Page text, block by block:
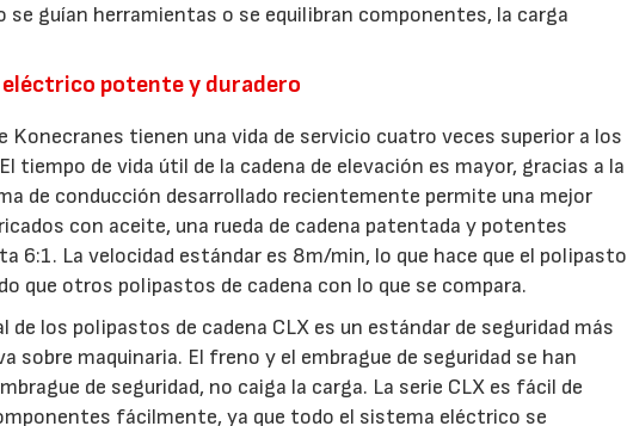
se guían herramientas o se equilibran componentes, la carga
eléctrico potente y duradero
Konecranes tienen una vida de servicio cuatro veces superior a los
tiempo de vida útil de la cadena de elevación es mayor, gracias a la
de conducción desarrollado recientemente permite una mejor
con aceite, una rueda de cadena patentada y potentes
6:1. La velocidad estándar es 8m/min, lo que hace que el polipasto
que otros polipastos de cadena con lo que se compara.
los polipastos de cadena CLX es un estándar de seguridad más
maquinaria. El freno y el embrague de seguridad se han
de seguridad, no caiga la carga. La serie CLX es fácil de
fácilmente, ya que todo el sistema eléctrico se